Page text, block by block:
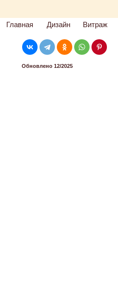
Главная Дизайн Витраж
Обновлено 12/2025